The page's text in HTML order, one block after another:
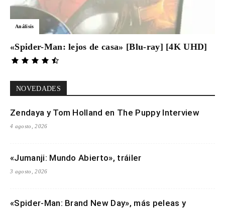
Análisis
«Spider-Man: lejos de casa» [Blu-ray] [4K UHD]
NOVEDADES
Zendaya y Tom Holland en The Puppy Interview
4 agosto, 2026
«Jumanji: Mundo Abierto», tráiler
3 agosto, 2026
«Spider-Man: Brand New Day», más peleas y